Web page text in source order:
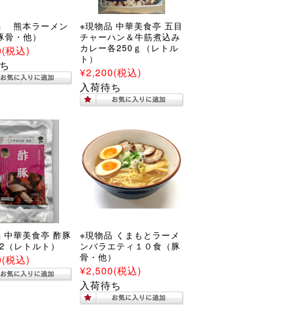
熊本ラーメン
骨・他）
(税込)
※現物品 中華美食亭 五目
チャーハン＆牛筋煮込み
カレー各250ｇ（レトル
ト）
¥2,200(税込)
入荷待ち
中華美食亭 酢豚
レトルト）
(税込)
※現物品 くまもとラーメ
ンバラエティ１０食（豚
骨・他）
¥2,500(税込)
入荷待ち